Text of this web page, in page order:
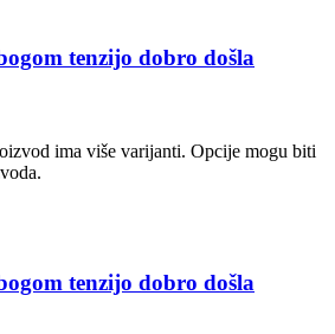
tenzijo dobro došla
ima više varijanti. Opcije mogu biti
tenzijo dobro došla